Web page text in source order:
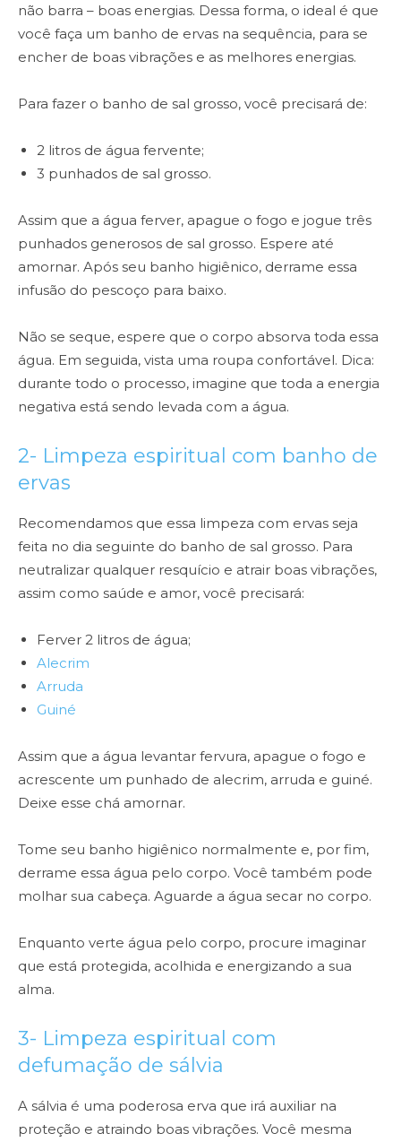
não barra – boas energias. Dessa forma, o ideal é que
você faça um banho de ervas na sequência, para se
encher de boas vibrações e as melhores energias.
Para fazer o banho de sal grosso, você precisará de:
2 litros de água fervente;
3 punhados de sal grosso.
Assim que a água ferver, apague o fogo e jogue três
punhados generosos de sal grosso. Espere até
amornar. Após seu banho higiênico, derrame essa
infusão do pescoço para baixo.
Não se seque, espere que o corpo absorva toda essa
água. Em seguida, vista uma roupa confortável. Dica:
durante todo o processo, imagine que toda a energia
negativa está sendo levada com a água.
2- Limpeza espiritual com banho de
ervas
Recomendamos que essa limpeza com ervas seja
feita no dia seguinte do banho de sal grosso. Para
neutralizar qualquer resquício e atrair boas vibrações,
assim como saúde e amor, você precisará:
Ferver 2 litros de água;
Alecrim
Arruda
Guiné
Assim que a água levantar fervura, apague o fogo e
acrescente um punhado de alecrim, arruda e guiné.
Deixe esse chá amornar.
Tome seu banho higiênico normalmente e, por fim,
derrame essa água pelo corpo. Você também pode
molhar sua cabeça. Aguarde a água secar no corpo.
Enquanto verte água pelo corpo, procure imaginar
que está protegida, acolhida e energizando a sua
alma.
3- Limpeza espiritual com
defumação de sálvia
A sálvia é uma poderosa erva que irá auxiliar na
proteção e atraindo boas vibrações. Você mesma